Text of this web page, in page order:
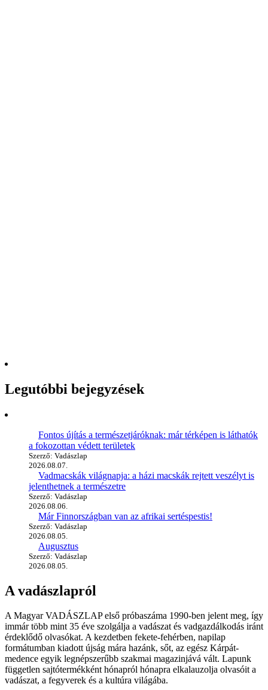
Legutóbbi bejegyzések
Fontos újítás a természetjáróknak: már térképen is láthatók
a fokozottan védett területek
Szerző: Vadászlap
2026.08.07.
Vadmacskák világnapja: a házi macskák rejtett veszélyt is
jelenthetnek a természetre
Szerző: Vadászlap
2026.08.06.
Már Finnországban van az afrikai sertéspestis!
Szerző: Vadászlap
2026.08.05.
Augusztus
Szerző: Vadászlap
2026.08.05.
A vadászlapról
A Magyar VADÁSZLAP első próbaszáma 1990-ben jelent meg, így
immár több mint 35 éve szolgálja a vadászat és vadgazdálkodás iránt
érdeklődő olvasókat. A kezdetben fekete-fehérben, napilap
formátumban kiadott újság mára hazánk, sőt, az egész Kárpát-
medence egyik legnépszerűbb szakmai magazinjává vált. Lapunk
független sajtótermékként hónapról hónapra elkalauzolja olvasóit a
vadászat, a fegyverek és a kultúra világába.